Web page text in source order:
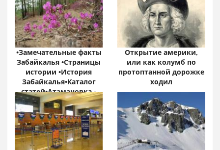
•Замечательные факты
Забайкалья •Страницы
истории •История
Забайкалья•Каталог
статей•Атамановка -
Онлайн•
Забайкальский край:
цифры и факты
Открытие америки,
или как колумб по
протоптанной дорожке
ходил